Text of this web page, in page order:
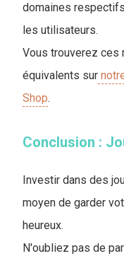
domaines
les utilisateurs.
Vous trouverez
équivalents sur
Shop.
Conclusion :
Investir dans des
moyen de garder
heureux.
N'oubliez pas de